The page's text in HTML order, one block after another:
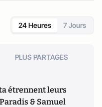
24 Heures 7 Jours
PLUS PARTAGES
étrennent leurs
& Samuel